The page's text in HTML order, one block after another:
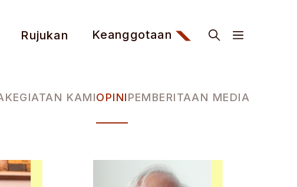
Rujukan Keanggotaan
KEGIATAN KAMIOPINIPEMBERITAAN MEDIA